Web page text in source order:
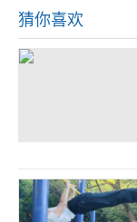
猜你喜欢